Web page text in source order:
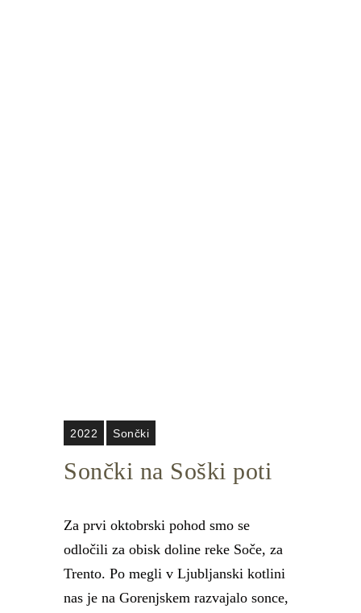
2022 Sončki
Sončki na Soški poti
Za prvi oktobrski pohod smo se
odločili za obisk doline reke Soče, za
Trento. Po megli v Ljubljanski kotlini
nas je na Gorenjskem razvajalo sonce,